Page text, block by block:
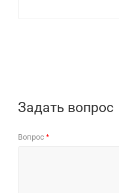
Задать вопрос
Вопрос *